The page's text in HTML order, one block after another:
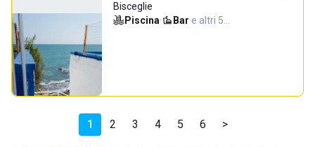
Bisceglie
Piscina· Bar·e altri 5…
1 2 3 4 5 6 >